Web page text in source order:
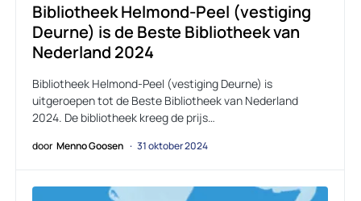
Bibliotheek Helmond-Peel (vestiging
Deurne) is de Beste Bibliotheek van
Nederland 2024
Bibliotheek Helmond-Peel (vestiging Deurne) is
uitgeroepen tot de Beste Bibliotheek van Nederland
2024. De bibliotheek kreeg de prijs…
door Menno Goosen 31 oktober 2024